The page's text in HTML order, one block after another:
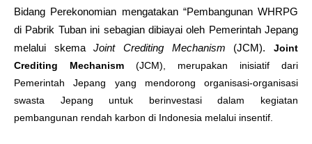
Bidang Perekonomian mengatakan “Pembangunan WHRPG
di Pabrik Tuban ini sebagian dibiayai oleh Pemerintah Jepang
melalui skemaJoint Crediting Mechanism (JCM).Joint
Crediting Mechanism (JCM), merupakan inisiatif dari
Pemerintah Jepang yang mendorong organisasi-organisasi
swasta Jepang untuk berinvestasi dalam kegiatan
pembangunan rendah karbon di Indonesia melalui insentif.